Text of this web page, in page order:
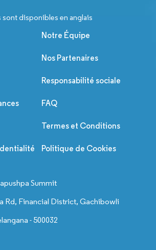
sont disponibles en anglais
Notre Équipe
Nos Partenaires
Responsabilité sociale
FAQ
Termes et Conditions
Politique de Cookies
Summit
Rd, Financial District, Gachibowli
- 500032